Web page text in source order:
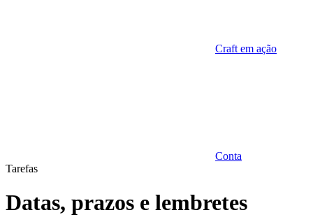
Craft em ação
Conta
Tarefas
Datas, prazos e lembretes